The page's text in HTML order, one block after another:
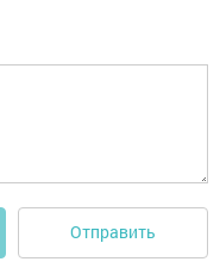
Отправить